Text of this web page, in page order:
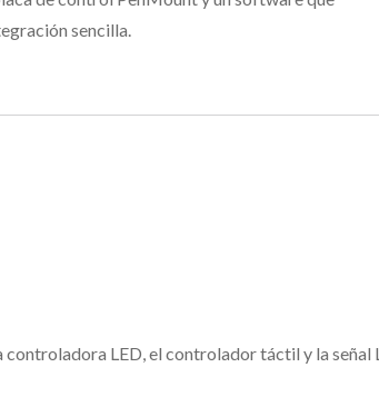
sencilla.
LED, el controlador táctil y la señal